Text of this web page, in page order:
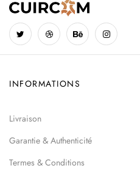
INFORMATIONS
Livraison
Garantie & Authenticité
Termes & Conditions